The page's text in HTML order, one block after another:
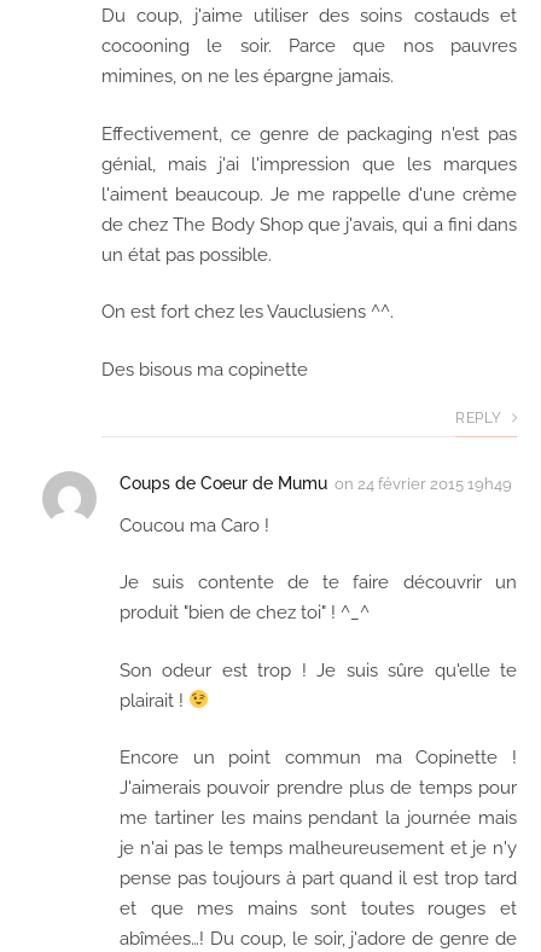
Du coup, j'aime utiliser des soins costauds et
cocooning le soir. Parce que nos pauvres
mimines, on ne les épargne jamais.
Effectivement, ce genre de packaging n'est pas
génial, mais j'ai l'impression que les marques
l'aiment beaucoup. Je me rappelle d'une crème
de chez The Body Shop que j'avais, qui a fini dans
un état pas possible.
On est fort chez les Vauclusiens ^^.
Des bisous ma copinette
REPLY
Coups de Coeur de Mumu on 24 février 2015 19h49
Coucou ma Caro !
Je suis contente de te faire découvrir un
produit "bien de chez toi" ! ^_^
Son odeur est trop ! Je suis sûre qu'elle te
plairait !
Encore un point commun ma Copinette !
J'aimerais pouvoir prendre plus de temps pour
me tartiner les mains pendant la journée mais
je n'ai pas le temps malheureusement et je n'y
pense pas toujours à part quand il est trop tard
et que mes mains sont toutes rouges et
abîmées…! Du coup, le soir, j'adore de genre de